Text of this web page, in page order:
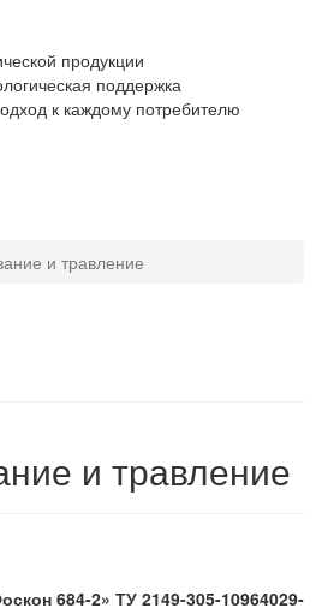
продукции
поддержка
к каждому потребителю
и травление
и травление
684-2» ТУ 2149-305-10964029-